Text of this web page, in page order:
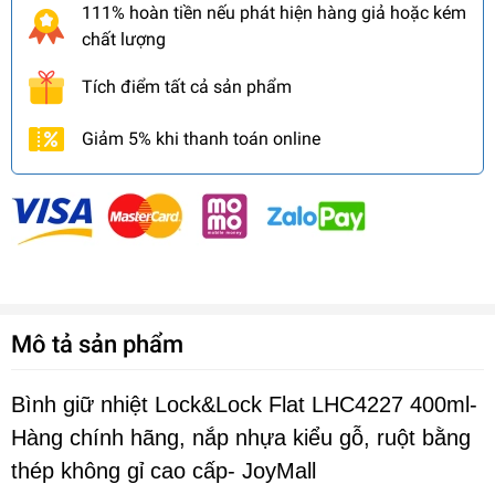
111% hoàn tiền nếu phát hiện hàng giả hoặc kém
chất lượng
Tích điểm tất cả sản phẩm
Giảm 5% khi thanh toán online
Mô tả sản phẩm
Bình giữ nhiệt Lock&Lock Flat LHC4227 400ml-
Hàng chính hãng, nắp nhựa kiểu gỗ, ruột bằng
thép không gỉ cao cấp- JoyMall